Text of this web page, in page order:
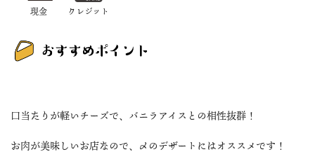
現金 クレジット
口当たりが軽いチーズで、バニラアイスとの相性抜群！
お肉が美味しいお店なので、〆のデザートにはオススメです！